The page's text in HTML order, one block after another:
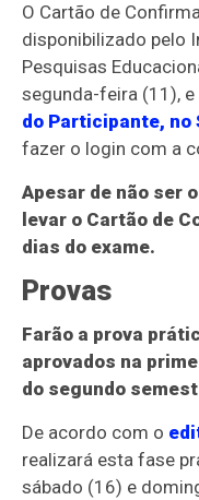
O Cartão de
disponibilizado pelo
Pesquisas
segunda-feira (11),
do Participante, no
fazer o login com a
Apesar de não ser
levar o Cartão de
dias do exame.
Provas
Farão a prova
aprovados na
do segundo
De acordo com o
realizará esta fase
sábado (16) e